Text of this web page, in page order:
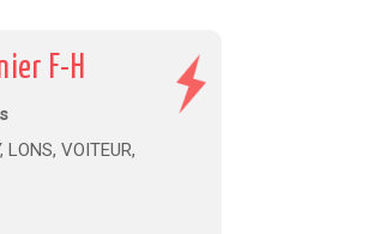
F-H
LONS, VOITEUR,